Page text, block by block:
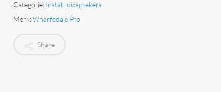
Categorie: Install luidsprekers
Merk:Wharfedale Pro
Share